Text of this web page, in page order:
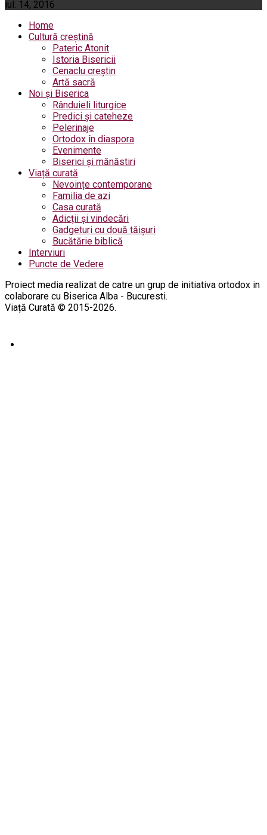
iul. 14, 2016
Home
Cultură creștină
Pateric Atonit
Istoria Bisericii
Cenaclu creștin
Artă sacră
Noi și Biserica
Rânduieli liturgice
Predici și cateheze
Pelerinaje
Ortodox în diaspora
Evenimente
Biserici și mănăstiri
Viață curată
Nevoințe contemporane
Familia de azi
Casa curată
Adicții și vindecări
Gadgeturi cu două tăișuri
Bucătărie biblică
Interviuri
Puncte de Vedere
Proiect media realizat de catre un grup de initiativa ortodox in
colaborare cu Biserica Alba - Bucuresti.
Viață Curată © 2015-2026.